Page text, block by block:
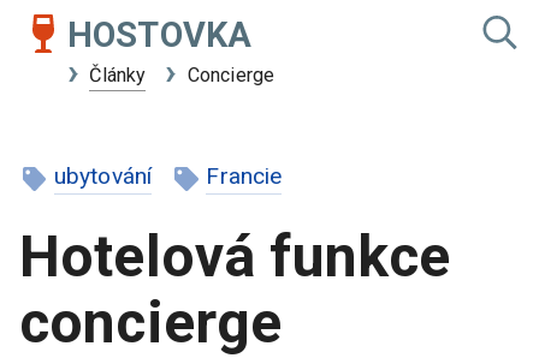
HOSTOVKA
Články Concierge
ubytování Francie
Hotelová funkce
concierge